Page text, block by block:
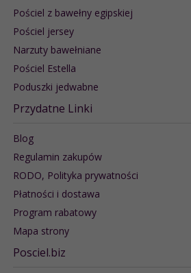
Pościel z bawełny egipskiej
Pościel jersey
Narzuty bawełniane
Pościel Estella
Poduszki jedwabne
Przydatne Linki
Blog
Regulamin zakupów
RODO, Polityka prywatności
Płatności i dostawa
Program rabatowy
Mapa strony
Posciel.biz